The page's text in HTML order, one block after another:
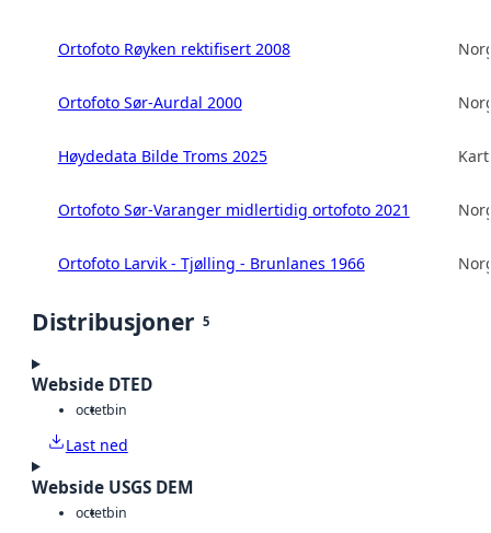
Ortofoto Røyken rektifisert 2008
Ortofoto Sør-Aurdal 2000
Høydedata Bilde Troms 2025
Ortofoto Sør-Varanger midlertidig ortofoto 2021
Ortofoto Larvik - Tjølling - Brunlanes 1966
Distribusjoner 5
Webside DTED
octetbin
Last ned
Webside USGS DEM
octetbin